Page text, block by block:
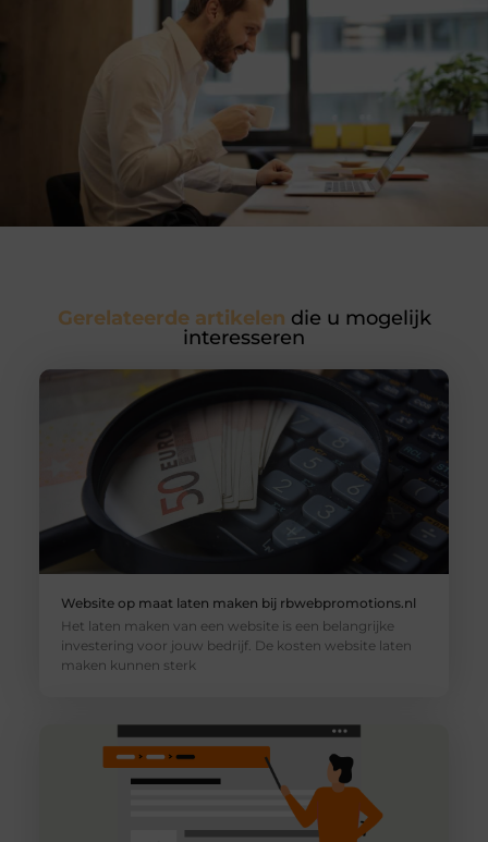
Gerelateerde artikelen die u mogelijk
interesseren
Website op maat laten maken bij rbwebpromotions.nl
Het laten maken van een website is een belangrijke
investering voor jouw bedrijf. De kosten website laten
maken kunnen sterk